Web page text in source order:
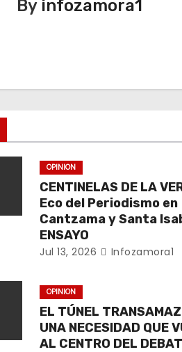
By infozamora1
OPINION
CENTINELAS DE LA
Eco del Periodismo en
Cantzama y Santa
ENSAYO
Jul 13, 2026 Infozamora1
OPINION
EL TÚNEL
UNA NECESIDAD QUE
AL CENTRO DEL